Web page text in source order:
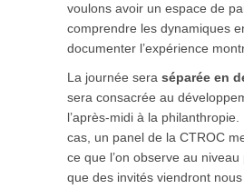
voulons avoir un espace de
comprendre les dynamiques
documenter l’expérience
La journée sera séparée en
sera consacrée au
l’après-midi à la
cas, un panel de la CTROC
ce que l’on observe au
que des invités viendront